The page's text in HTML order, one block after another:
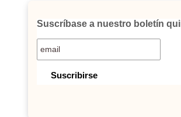
Suscríbase a nuestro boletín